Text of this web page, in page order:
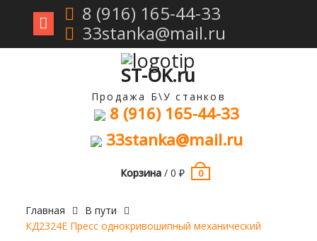
Перейти
8 (916) 165-44-33
33stanka@mail.ru
ST-OK.ru
Продажа Б\У станков
8 (916) 165-44-33
33stanka@mail.ru
Корзина/ 0 ₽ 0
Главная
В пути
КД2324Е Пресс однокривошипный механический